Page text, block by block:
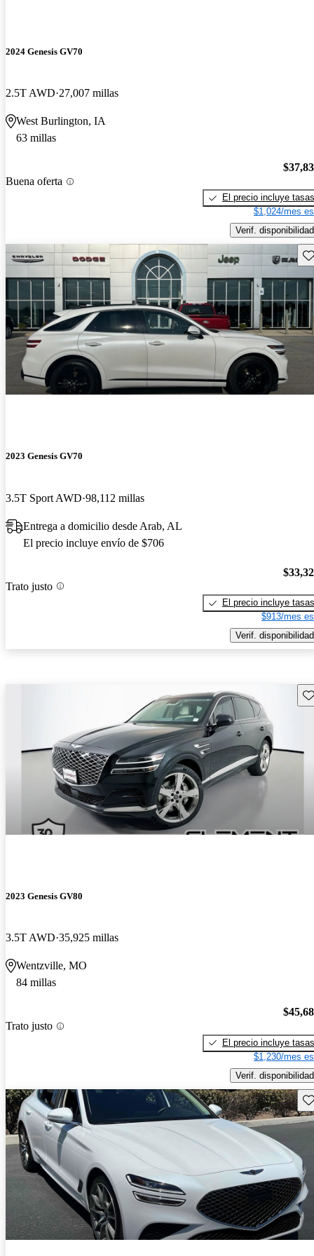
2024 Genesis GV70
2.5T AWD 27,007 millas
West Burlington, IA
63 millas
Buena oferta
El precio incluye tasas
$1,024/mes
Verif. disponibilidad
2023 Genesis GV70
3.5T Sport AWD 98,112 millas
Entrega a domicilio desde Arab, AL
El precio incluye envío de $706
Trato justo
El precio incluye tasas
$913/mes
Verif. disponibilidad
2023 Genesis GV80
3.5T AWD 35,925 millas
Wentzville, MO
84 millas
Trato justo
El precio incluye tasas
$1,230/mes
Verif. disponibilidad